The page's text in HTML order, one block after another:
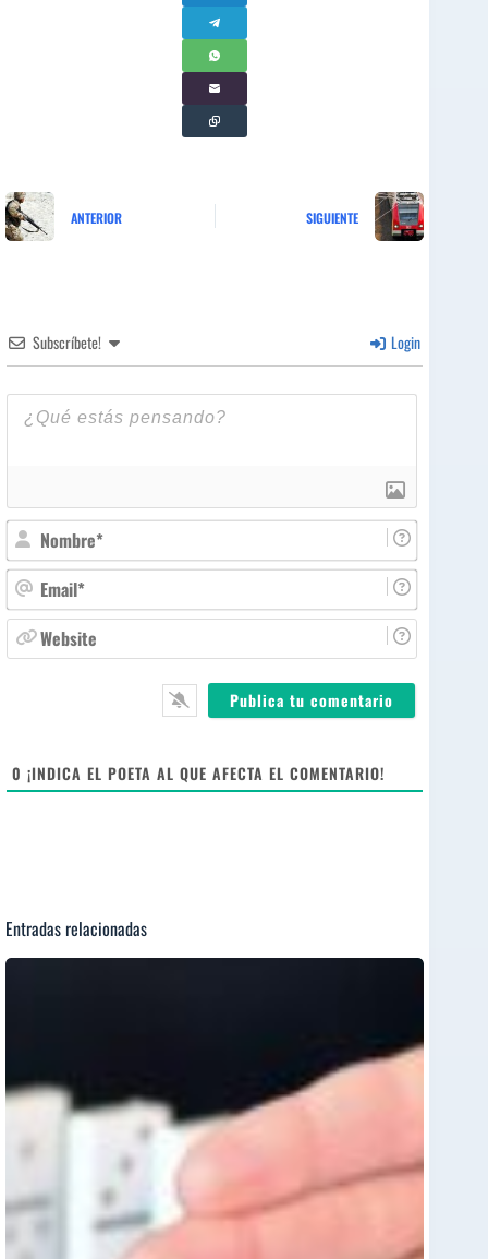
ANTERIOR SIGUIENTE
Subscríbete! Login
N
o
m
b
r
E
m
a
ie
0 ¡INDICA EL POETA AL QUE AFECTA EL COMENTARIO!
Entradas relacionadas